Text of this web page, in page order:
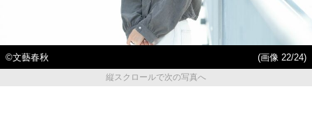
©︎文藝春秋
(画像 22/24)
縦スクロールで次の写真へ